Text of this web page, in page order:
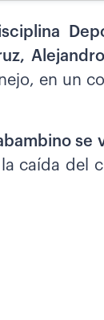
en un
se
caída del